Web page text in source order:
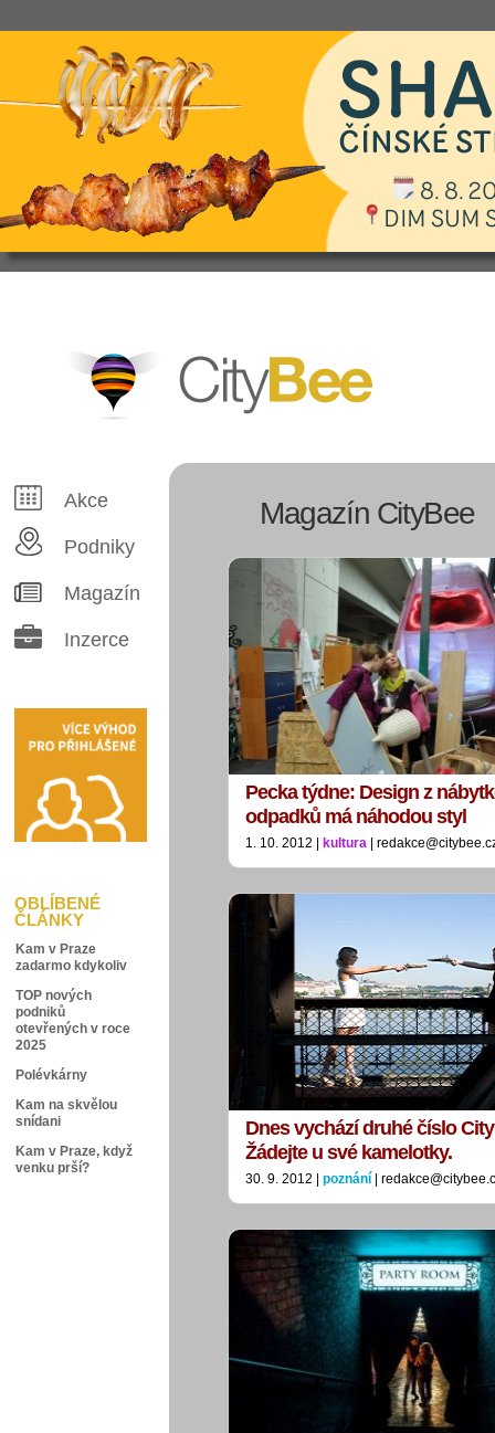
CityBee
Akce
Podniky
Magazín
Inzerce
OBLÍBENÉ
ČLÁNKY
Kam v Praze
zadarmo kdykoliv
TOP nových
podniků
otevřených v roce
2025
Polévkárny
Kam na skvělou
snídani
Kam v Praze, když
venku prší?
Magazín CityBee
Pecka týdne: Design z
odpadků má náhodou styl
1. 10. 2012 | kultura |
Dnes vychází druhé číslo
Žádejte u své kamelotky.
30. 9. 2012 | poznání |